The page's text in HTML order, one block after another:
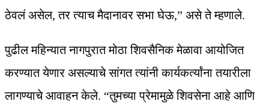
ठेवलं असेल, तर त्याच मैदानावर सभा घेऊ,” असे ते म्हणाले.
पुढील महिन्यात नागपुरात मोठा शिवसैनिक मेळावा आयोजित
करण्यात येणार असल्याचे सांगत त्यांनी कार्यकर्त्यांना तयारीला
लागण्याचे आवाहन केले. “तुमच्या प्रेमामुळे शिवसेना आहे आणि